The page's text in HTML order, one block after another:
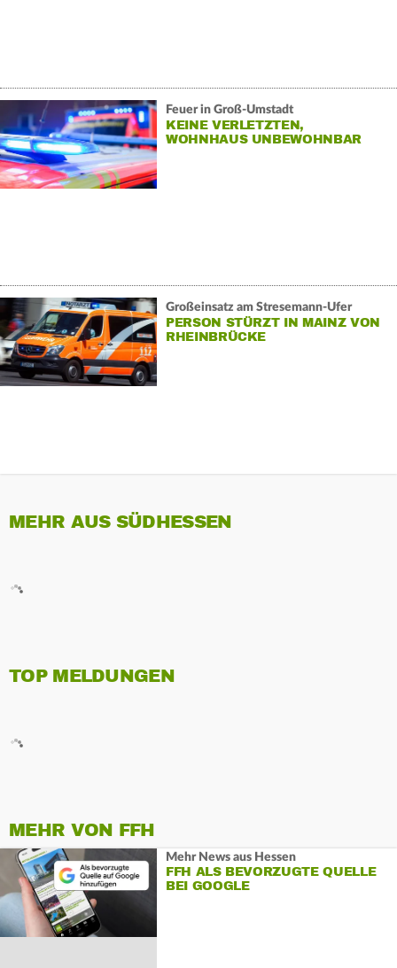
Feuer in Groß-Umstadt
KEINE VERLETZTEN,
WOHNHAUS UNBEWOHNBAR
Großeinsatz am Stresemann-Ufer
PERSON STÜRZT IN MAINZ VON
RHEINBRÜCKE
MEHR AUS SÜDHESSEN
TOP MELDUNGEN
MEHR VON FFH
Mehr News aus Hessen
FFH ALS BEVORZUGTE QUELLE
BEI GOOGLE